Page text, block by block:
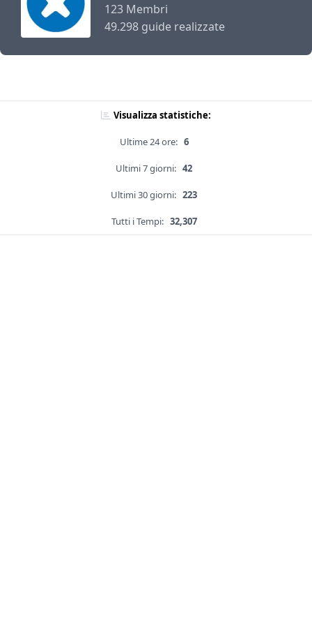
123 Membri
49.298 guide realizzate
Visualizza statistiche:
Ultime 24 ore: 6
Ultimi 7 giorni: 42
Ultimi 30 giorni: 223
Tutti i Tempi: 32,307